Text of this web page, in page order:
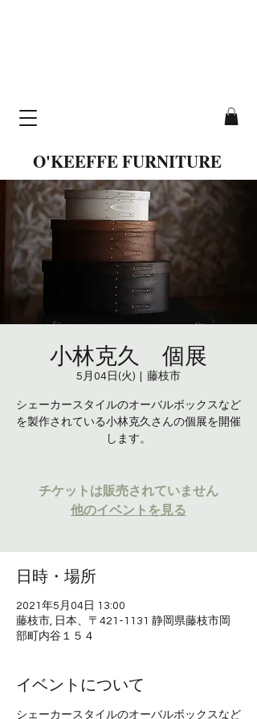
O'KEEFFE FURNITURE
小林克久 個展
5月04日(火) 藤枝市
シェーカースタイルのオーバルボックスなど
を製作されている小林克久さんの個展を開催
します。
チケットは販売されていません
他のイベントを見る
日時・場所
2021年5月04日 13:00
藤枝市, 日本、〒421-1131 静岡県藤枝市岡
部町内谷１５４
イベントについて
シェーカースタイルのオーバルボックスなど